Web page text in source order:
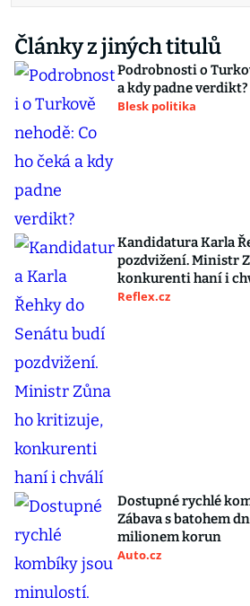
Články z jiných titulů
Podrobnosti o
a kdy padne verdikt?
Blesk politika
Kandidatura Karla
pozdvižení. Ministr
konkurenti haní i
Reflex.cz
Dostupné rychlé
Zábava s batohem
milionem korun
Auto.cz